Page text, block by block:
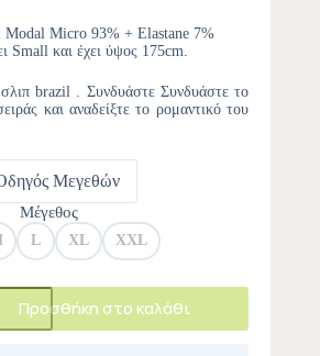
Micro 93% + Elastane 7%
Small και έχει ύψος 175cm.
brazil . Συνδυάστε Συνδυάστε το
και αναδείξτε το ρομαντικό του
Μεγεθών
Μέγεθος
L XL XXL
Προσθήκη στο καλάθι